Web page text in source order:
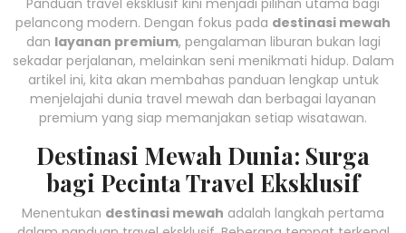
pelancong modern. Dengan fokus pada destinasi mewah
dan layanan premium, pengalaman liburan bukan lagi
sekadar perjalanan, melainkan seni menikmati hidup. Dalam
artikel ini, kita akan membahas panduan lengkap untuk
menjelajahi dunia travel mewah dan berbagai layanan
premium yang siap memanjakan setiap wisatawan.
Destinasi Mewah Dunia: Surga
bagi Pecinta Travel Eksklusif
Menentukan destinasi mewah adalah langkah pertama